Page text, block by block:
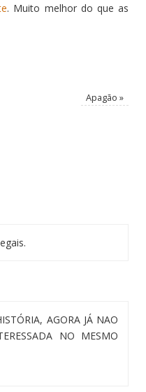
. Muito melhor do que as
Apagão »
AGORA JÁ NAO
NO MESMO